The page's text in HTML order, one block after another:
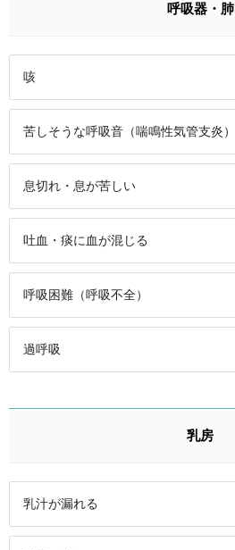
呼吸器・肺
咳
苦しそうな呼吸音（喘鳴性気管支炎）
息切れ・息が苦しい
吐血・痰に血が混じる
呼吸困難（呼吸不全）
過呼吸
乳房
乳汁が漏れる